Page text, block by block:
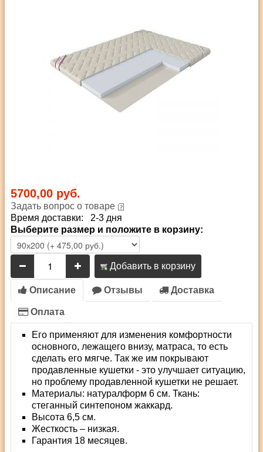
5700,00 руб.
Задать вопрос о товаре
Время доставки: 2-3 дня
Выберите размер и положите в корзину:
Добавить в корзину
Описание Отзывы Доставка
Оплата
Его применяют для изменения комфортности
основного, лежащего внизу, матраса, то есть
сделать его мягче. Так же им покрывают
продавленные кушетки - это улучшает ситуацию,
но проблему продавленной кушетки не решает.
Материалы: натуралформ 6 см. Ткань:
стеганный синтепоном жаккард.
Высота 6,5 см.
Жесткость – низкая.
Гарантия 18 месяцев.